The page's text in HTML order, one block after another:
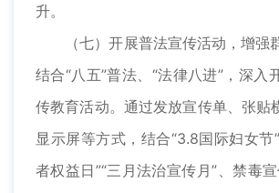
升。
（七）开展普法宣传活动，增强群
结合“八五”普法、“法律八进”，深入
传教育活动。通过发放宣传单、张贴
显示屏等方式，结合“3.8国际妇女节
者权益日”“三月法治宣传月”、禁毒